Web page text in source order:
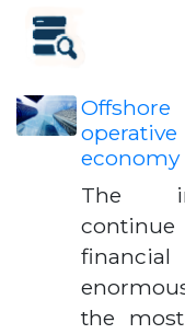
economy
The
the